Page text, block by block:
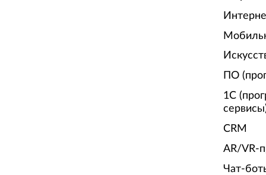
ПО
1С
CRM
AR/VR-
Чат-